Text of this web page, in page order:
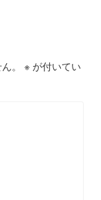
。 ※ が付いてい